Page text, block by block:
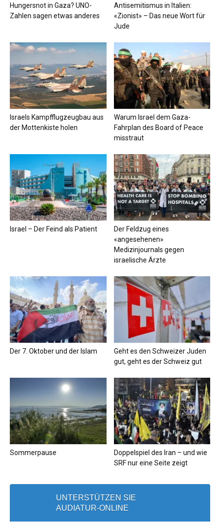
Hungersnot in Gaza? UNO-
Zahlen sagen etwas anderes
Antisemitismus in Italien:
«Zionist» – Das neue Wort für
Jude
Israels Kampfflugzeugbau aus
der Mottenkiste holen
Warum Israel dem Gaza-
Fahrplan des Board of Peace
misstraut
Israel – Der Feind als Patient
Der Feldzug eines
«angesehenen»
Medizinjournals gegen
israelische Ärzte
Der 7. Oktober und der Islam
Geht es den Schweizer Juden
gut, geht es der Schweiz gut
Sommerpause
Doppelspiel des Iran – und wie
SRF nur eine Seite zeigt
UNTERSTÜTZEN SIE
AUDIATUR-ONLINE